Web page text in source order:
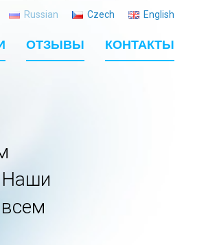
Russian Czech English
ОТЗЫВЫ КОНТАКТЫ
Наши